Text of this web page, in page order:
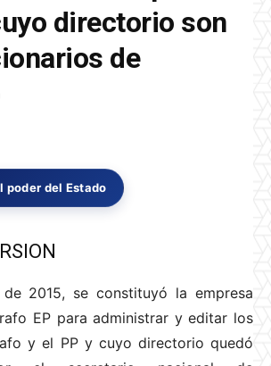
directorio son
de
poder del Estado
2015, se constituyó la empresa
EP para administrar y editar los
y el PP y cuyo directorio quedó